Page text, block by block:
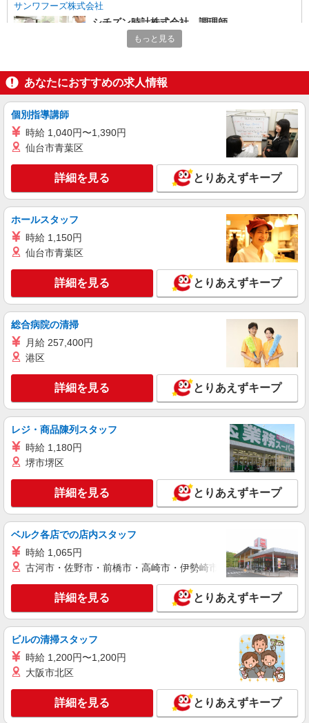
サンワフーズ株式会社
シチズン時計株式会社 調理師
時給1,052円 資格手当：3,000円/月
田市4453）
キープ 詳細を見る
正社員
株式会社東洋食品/富士吉田市
月給20万円〜30万円※経験考慮 1.学校給食責
任者経験有 …月給27万円以上 2.学校給食経験5年
以上（副責任者経験等） …月給24万円以上 3.集団
給食経験3年以上（病院・特養・保育園等） …月
給21万円以上 4.大量調理未経験・有資格者 …月給
20万円 試用期間：3か月※給与変動なし
富士吉田市学校給食センター （山梨県富士吉
キープ 詳細を見る
パート
合同会社DCT ウェルライフヴィラ河口湖
介護施設の調理補助スタッフ
り ・通勤手当：全額支給 ・ガソリン手当：12
円／その他条件に変更はありません。）
〒403-0005 山梨県富士吉田市松山1278 ウェ
キープ 詳細を見る
もっと見る
あなたにおすすめの求人情報
個別指導講師
時給 1,040円〜1,390円
仙台市青葉区
詳細を見る とりあえずキープ
ホールスタッフ
時給 1,150円
仙台市青葉区
詳細を見る とりあえずキープ
総合病院の清掃
月給 257,400円
港区
詳細を見る とりあえずキープ
レジ・商品陳列スタッフ
時給 1,180円
堺市堺区
詳細を見る とりあえずキープ
ベルク各店での店内スタッフ
時給 1,065円
古河市・佐野市・前橋市・高崎市・伊勢崎市・太田市・館林市
詳細を見る とりあえずキープ
ビルの清掃スタッフ
時給 1,200円〜1,200円
大阪市北区
詳細を見る とりあえずキープ